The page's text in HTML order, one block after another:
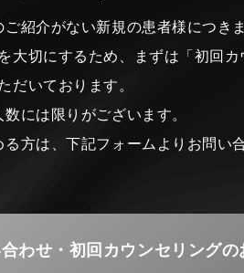
ご紹介がない新規の患者様につき
大切にするため、まずは「初回
だいております。
数には限りがございます。
る方は、下記フォームよりお問い
わせ・初回カウンセリングの